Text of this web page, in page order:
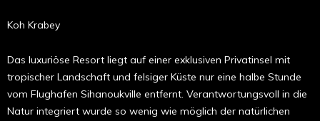
Koh Krabey
Das luxuriöse Resort liegt auf einer exklusiven Privatinsel mit
tropischer Landschaft und felsiger Küste nur eine halbe Stunde
vom Flughafen Sihanouk­­ville entfernt. Verantwortungsvoll in die
Natur integriert wurde so wenig wie möglich der natürlichen